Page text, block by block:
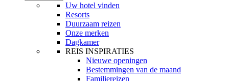
Uw hotel vinden
Resorts
Duurzaam reizen
Onze merken
Dagkamer
REIS INSPIRATIES
Nieuwe openingen
Bestemmingen van de maand
Familiereizen